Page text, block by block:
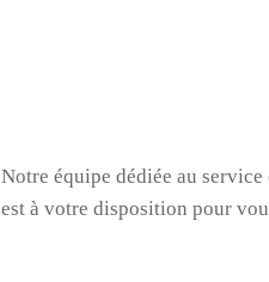
Notre équipe dédiée au
est à votre disposition pour